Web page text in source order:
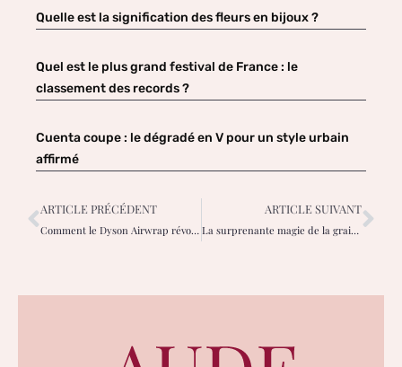
Quelle est la signification des fleurs en bijoux ?
Quel est le plus grand festival de France : le
classement des records ?
Cuenta coupe : le dégradé en V pour un style urbain
affirmé
ARTICLE PRÉCÉDENT
Comment le Dyson Airwrap révolutionne le soin capillaire féminin
ARTICLE SUIVANT
La surprenante magie de la graisse à traire pour une peau douce et lumineuse